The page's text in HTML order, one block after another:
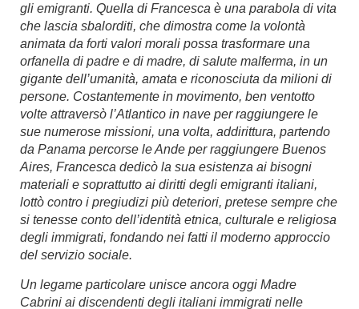
gli emigranti. Quella di Francesca è una parabola di vita
che lascia sbalorditi, che dimostra come la volontà
animata da forti valori morali possa trasformare una
orfanella di padre e di madre, di salute malferma, in un
gigante dell’umanità, amata e riconosciuta da milioni di
persone. Costantemente in movimento, ben ventotto
volte attraversò l’Atlantico in nave per raggiungere le
sue numerose missioni, una volta, addirittura, partendo
da Panama percorse le Ande per raggiungere Buenos
Aires, Francesca dedicò la sua esistenza ai bisogni
materiali e soprattutto ai diritti degli emigranti italiani,
lottò contro i pregiudizi più deteriori, pretese sempre che
si tenesse conto dell’identità etnica, culturale e religiosa
degli immigrati, fondando nei fatti il moderno approccio
del servizio sociale.
Un legame particolare unisce ancora oggi Madre
Cabrini ai discendenti degli italiani immigrati nelle